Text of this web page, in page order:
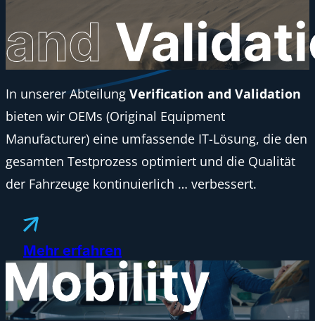
In unserer Abteilung Verification and Validation
bieten wir OEMs (Original Equipment
Manufacturer) eine umfassende IT-Lösung, die den
gesamten Testprozess optimiert und die Qualität
der Fahrzeuge kontinuierlich … verbessert.
Mehr erfahren